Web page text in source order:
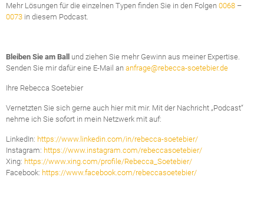
Mehr Lösungen für die einzelnen Typen finden Sie in den Folgen 0068 –
0073 in diesem Podcast.
Bleiben Sie am Ball
und ziehen Sie mehr Gewinn aus meiner Expertise.
Senden Sie mir dafür eine E-Mail an anfrage@rebecca-soetebier.de
Ihre Rebecca Soetebier
Vernetzten Sie sich gerne auch hier mit mir. Mit der Nachricht „Podcast“
nehme ich Sie sofort in mein Netzwerk mit auf:
LinkedIn: https://www.linkedin.com/in/rebecca-soetebier/
Instagram: https://www.instagram.com/rebeccasoetebier/
Xing: https://www.xing.com/profile/Rebecca_Soetebier/
Facebook: https://www.facebook.com/rebeccasoetebier/